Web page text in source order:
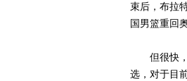
束后，布拉
国男篮重回
但很快，
选，对于目